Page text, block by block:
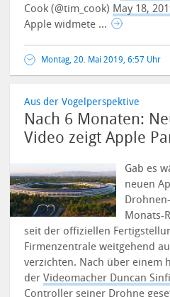
Cook (@tim_cook) May 18,
Apple widmete ...
Montag, 20. Mai 2019, 6:57 Uhr
Aus der Vogelperspektive
Nach 6 Monaten:
Video zeigt Apple
Gab es
neuen
Monats-
seit der offiziellen
Firmenzentrale weitgehend
verzichten. Nach über einem
derVideomacher Duncan
Controller seiner Drohne